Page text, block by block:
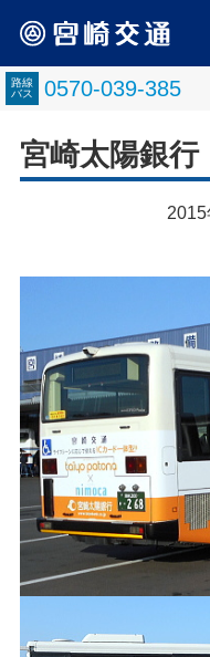
路線
バス
0570-039-385
宮崎太陽銀行
2015